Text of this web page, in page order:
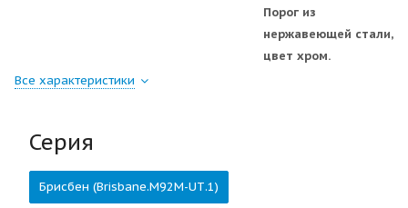
Порог из
нержавеющей стали,
цвет хром.
Все характеристики
Серия
Брисбен (Brisbane.M92M-UТ.1)